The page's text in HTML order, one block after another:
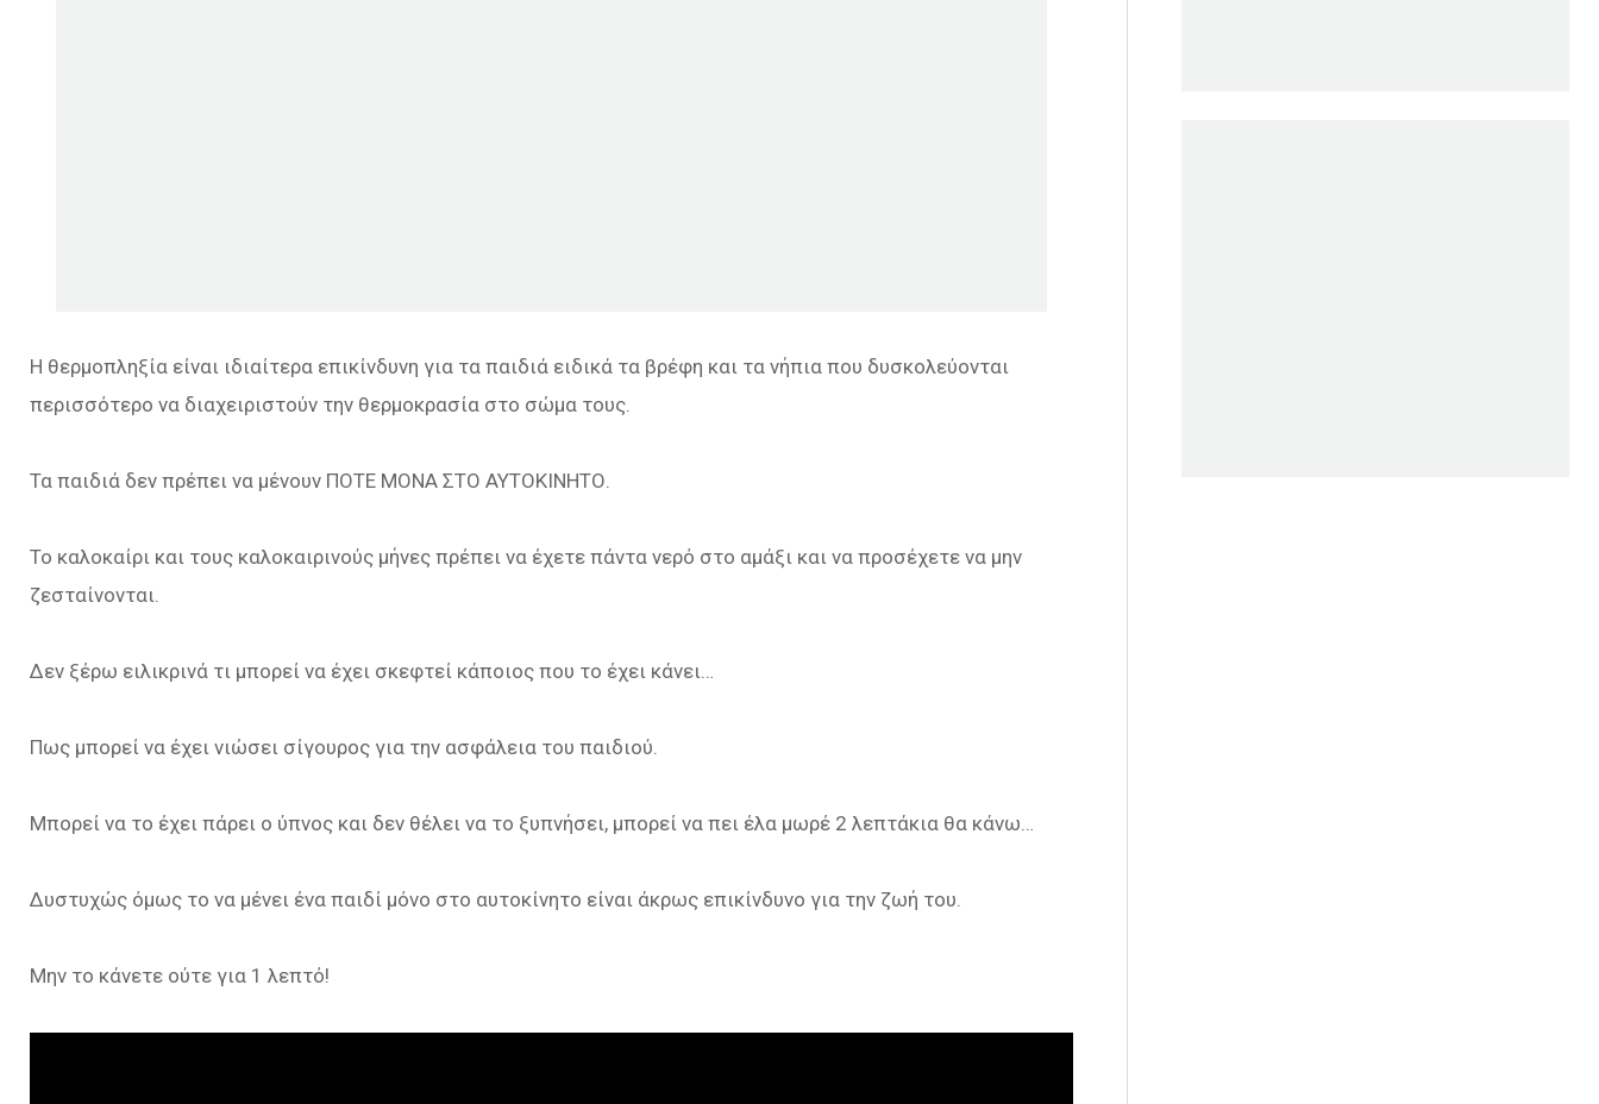
Η θερμοπληξία είναι ιδιαίτερα επικίνδυνη για τα παιδιά ειδικά τα βρέφη και τα νήπια που δυσκολεύονται
περισσότερο να διαχειριστούν την θερμοκρασία στο σώμα τους.
Τα παιδιά δεν πρέπει να μένουν ΠΟΤΕ ΜΟΝΑ ΣΤΟ ΑΥΤΟΚΙΝΗΤΟ.
Το καλοκαίρι και τους καλοκαιρινούς μήνες πρέπει να έχετε πάντα νερό στο αμάξι και να προσέχετε να μην
ζεσταίνονται.
Δεν ξέρω ειλικρινά τι μπορεί να έχει σκεφτεί κάποιος που το έχει κάνει…
Πως μπορεί να έχει νιώσει σίγουρος για την ασφάλεια του παιδιού.
Μπορεί να το έχει πάρει ο ύπνος και δεν θέλει να το ξυπνήσει, μπορεί να πει έλα μωρέ 2 λεπτάκια θα κάνω…
Δυστυχώς όμως το να μένει ένα παιδί μόνο στο αυτοκίνητο είναι άκρως επικίνδυνο για την ζωή του.
Μην το κάνετε ούτε για 1 λεπτό!